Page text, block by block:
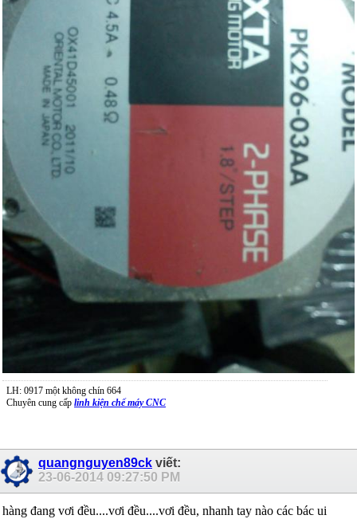
LH: 0917 một không chín 664
Chuyên cung cấp linh kiện chế máy CNC
quangnguyen89ck viết:
23-06-2014 09:27:50 PM
hàng đang vơi đều....vơi đều....vơi đều, nhanh tay nào các bác ui